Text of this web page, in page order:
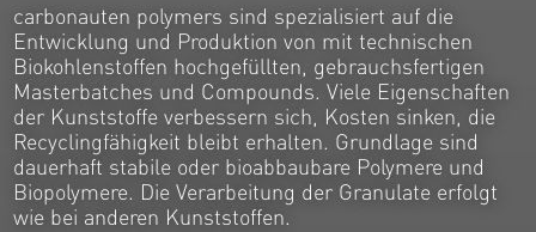
carbonauten polymers sind spezialisiert auf die
Entwicklung und Produktion von mit technischen
Biokohlenstoffen hochgefüllten, gebrauchsfertigen
Masterbatches und Compounds. Viele Eigenschaften
der Kunststoffe verbessern sich, Kosten sinken, die
Recyclingfähigkeit bleibt erhalten. Grundlage sind
dauerhaft stabile oder bioabbaubare Polymere und
Biopolymere. Die Verarbeitung der Granulate erfolgt
wie bei anderen Kunststoffen.